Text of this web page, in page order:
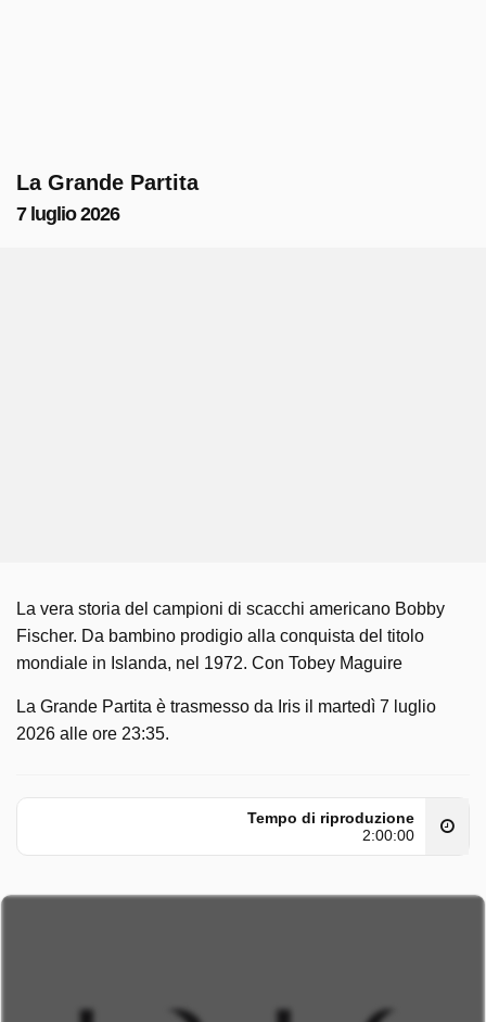
La Grande Partita
7 luglio 2026
La vera storia del campioni di scacchi americano Bobby
Fischer. Da bambino prodigio alla conquista del titolo
mondiale in Islanda, nel 1972. Con Tobey Maguire
La Grande Partita è trasmesso da Iris il martedì 7 luglio
2026 alle ore 23:35.
Tempo di riproduzione
2:00:00